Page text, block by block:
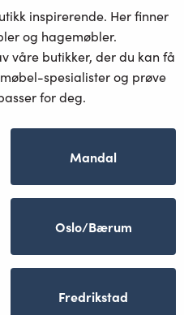
inspirerende. Her finner
og hagemøbler.
våre butikker, der du kan få
spesialister og prøve
for deg.
Mandal
Oslo/Bærum
Fredrikstad